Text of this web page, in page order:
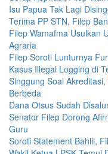
Isu Papua Tak Lagi
Terima PP STN, Filep
Filep Wamafma Usulkan
Agraria
Filep Soroti Lunturnya
Kasus Illegal Logging di
Singgung Soal
Berbeda
Dana Otsus Sudah
Senator Filep Dorong
Guru
Soroti Statement Bahlil,